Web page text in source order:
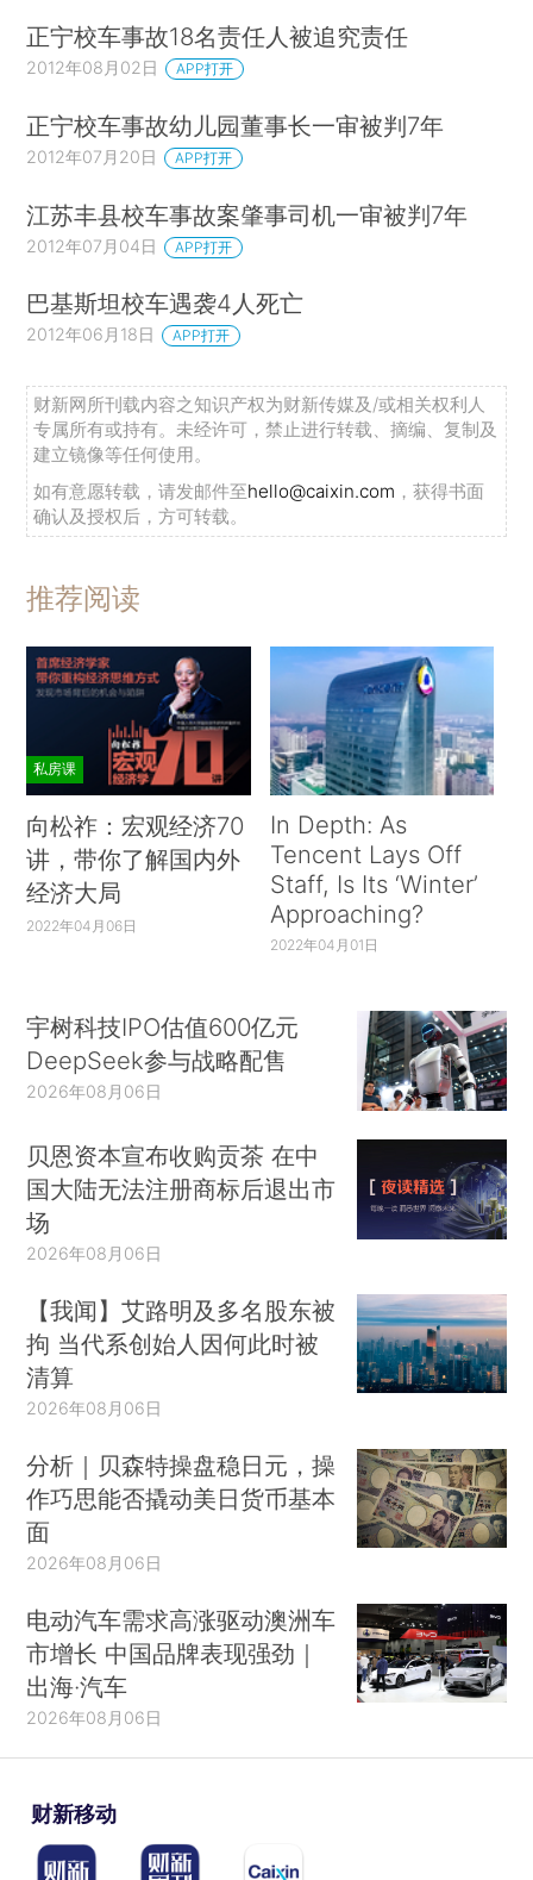
正宁校车事故18名责任人被追究责任
2012年08月02日 APP打开
正宁校车事故幼儿园董事长一审被判7年
2012年07月20日 APP打开
江苏丰县校车事故案肇事司机一审被判7年
2012年07月04日 APP打开
巴基斯坦校车遇袭4人死亡
2012年06月18日 APP打开
财新网所刊载内容之知识产权为财新传媒及/或相关权利人
专属所有或持有。未经许可，禁止进行转载、摘编、复制及
建立镜像等任何使用。
如有意愿转载，请发邮件至hello@caixin.com ，获得书面
确认及授权后，方可转载。
推荐阅读
私房课
向松祚：宏观经济70
讲，带你了解国内外
经济大局
2022年04月06日
In Depth: As
Tencent Lays Off
Staff, Is Its ‘Winter’
Approaching?
2022年04月01日
宇树科技IPO估值600亿元
DeepSeek参与战略配售
2026年08月06日
贝恩资本宣布收购贡茶 在中
国大陆无法注册商标后退出市
场
2026年08月06日
【我闻】艾路明及多名股东被
拘 当代系创始人因何此时被
清算
2026年08月06日
分析｜贝森特操盘稳日元，操
作巧思能否撬动美日货币基本
面
2026年08月06日
电动汽车需求高涨驱动澳洲车
市增长 中国品牌表现强劲｜
出海·汽车
2026年08月06日
财新移动